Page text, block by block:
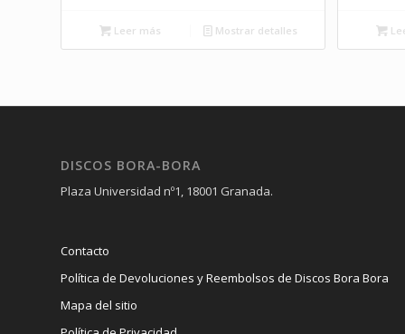
Leer más Mostrar detalles
DISCOS BORA-BORA
Plaza Universidad nº1, 18001 Granada.
Contacto
Política de Devoluciones y Reembolsos de Discos Bora Bora
Mapa del sitio